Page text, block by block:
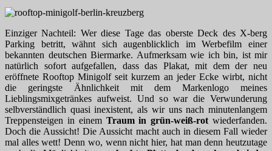
Einziger Nachteil: Wer diese Tage das oberste Deck des X-berg
Parking betritt, wähnt sich augenblicklich im Werbefilm einer
bekannten deutschen Biermarke. Aufmerksam wie ich bin, ist mir
natürlich sofort aufgefallen, dass das Plakat, mit dem der neu
eröffnete Rooftop Minigolf seit kurzem an jeder Ecke wirbt, nicht
die geringste Ähnlichkeit mit dem Markenlogo meines
Lieblingsmixgetränkes aufweist. Und so war die Verwunderung
selbverständlich quasi inexistent, als wir uns nach minutenlangem
Treppensteigen in einem Traum in grün-weiß-rotwiederfanden.
Doch die Aussicht! Die Aussicht macht auch in diesem Fall wieder
mal alles wett! Denn wo, wenn nicht hier, hat man denn heutzutage